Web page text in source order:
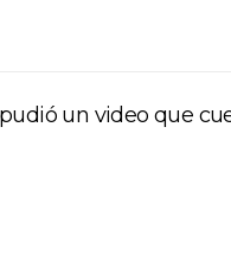
un video que